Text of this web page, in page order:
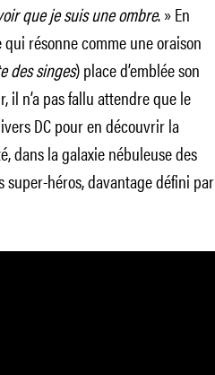
que je suis une ombre. » En
résonne comme une oraison
des singes) place d’emblée son
il n’a pas fallu attendre que le
DC pour en découvrir la
dans la galaxie nébuleuse des
super-héros, davantage défini par